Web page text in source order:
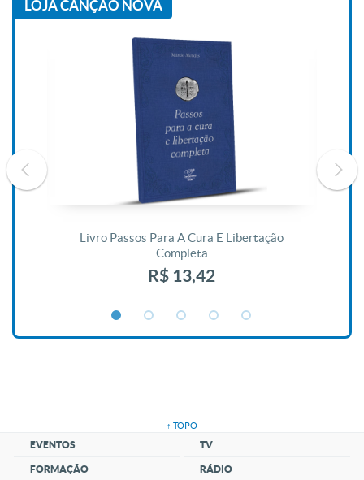
LOJA CANÇÃO NOVA
Livro Passos Para A Cura E Libertação
Completa
R$ 13,42
↑ TOPO
EVENTOS
FORMAÇÃO
TV
RÁDIO